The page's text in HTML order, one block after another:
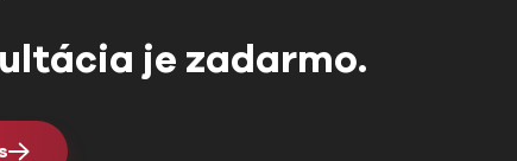
je zadarmo.